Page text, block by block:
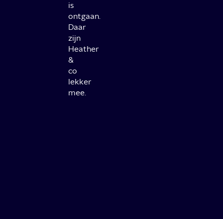
is
ontgaan.
Daar
zijn
Heather
&
co
lekker
mee.